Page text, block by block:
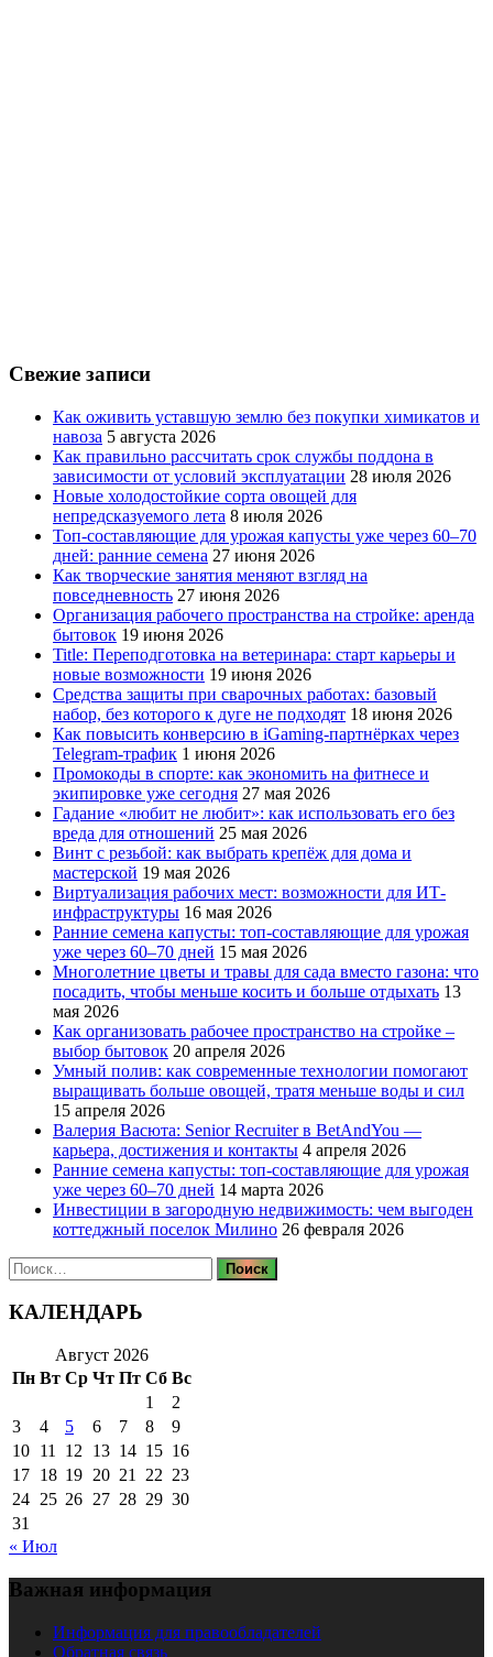
Свежие записи
Как оживить уставшую землю без покупки химикатов и
навоза 5 августа 2026
Как правильно рассчитать срок службы поддона в
зависимости от условий эксплуатации 28 июля 2026
Новые холодостойкие сорта овощей для
непредсказуемого лета 8 июля 2026
Топ-составляющие для урожая капусты уже через 60–70
дней: ранние семена 27 июня 2026
Как творческие занятия меняют взгляд на
повседневность 27 июня 2026
Организация рабочего пространства на стройке: аренда
бытовок 19 июня 2026
Title: Переподготовка на ветеринара: старт карьеры и
новые возможности 19 июня 2026
Средства защиты при сварочных работах: базовый
набор, без которого к дуге не подходят 18 июня 2026
Как повысить конверсию в iGaming-партнёрках через
Telegram-трафик 1 июня 2026
Промокоды в спорте: как экономить на фитнесе и
экипировке уже сегодня 27 мая 2026
Гадание «любит не любит»: как использовать его без
вреда для отношений 25 мая 2026
Винт с резьбой: как выбрать крепёж для дома и
мастерской 19 мая 2026
Виртуализация рабочих мест: возможности для ИТ-
инфраструктуры 16 мая 2026
Ранние семена капусты: топ‑составляющие для урожая
уже через 60–70 дней 15 мая 2026
Многолетние цветы и травы для сада вместо газона: что
посадить, чтобы меньше косить и больше отдыхать 13
мая 2026
Как организовать рабочее пространство на стройке –
выбор бытовок 20 апреля 2026
Умный полив: как современные технологии помогают
выращивать больше овощей, тратя меньше воды и сил
15 апреля 2026
Валерия Васюта: Senior Recruiter в BetAndYou —
карьера, достижения и контакты 4 апреля 2026
Ранние семена капусты: топ‑составляющие для урожая
уже через 60–70 дней 14 марта 2026
Инвестиции в загородную недвижимость: чем выгоден
коттеджный поселок Милино 26 февраля 2026
Найти:
КАЛЕНДАРЬ
Август 2026
Пн Вт Ср Чт Пт Сб Вс
1
2
3
4 5 6 7 8
9
10 11 12 13 14 15 16
17 18 19 20 21 22 23
24 25 26 27 28 29 30
31
« Июл
Важная информация
Информация для правообладателей
Обратная связь